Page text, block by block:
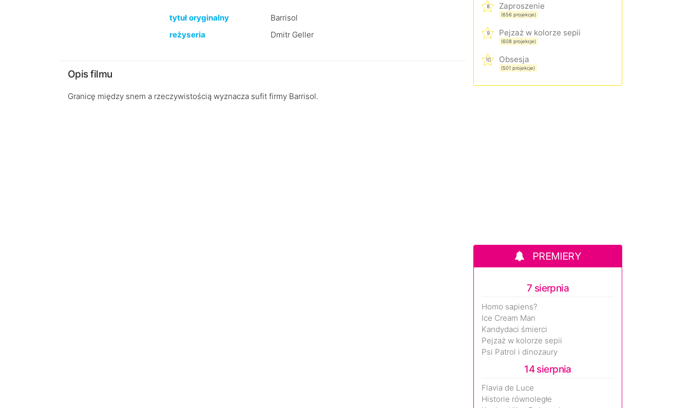
tytuł oryginalny
Barrisol
reżyseria
Dmitr Geller
Opis filmu
Granicę między snem a rzeczywistością wyznacza sufit firmy Barrisol.
8 Zaproszenie
(656 projekcje)
9 Pejzaż w kolorze sepii
(608 projekcje)
10 Obsesja
(501 projekcje)
PREMIERY
7 sierpnia
Homo sapiens?
Ice Cream Man
Kandydaci śmierci
Pejzaż w kolorze sepii
Psi Patrol i dinozaury
14 sierpnia
Flavia de Luce
Historie równoległe